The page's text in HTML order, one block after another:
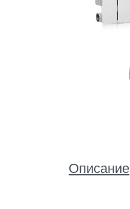
Описание